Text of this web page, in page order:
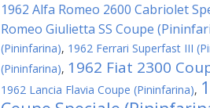
1962 Alfa Romeo 2600 Cabriolet
Romeo Giulietta SS Coupe
(Pininfarina), 1962 Ferrari Superfast III
(Pininfarina), 1962 Fiat 2300
1962 Lancia Flavia Coupe (Pininfarina),